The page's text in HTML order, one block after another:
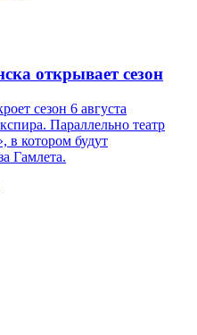
открывает сезон
сезон 6 августа
Параллельно театр
в котором будут
Гамлета.